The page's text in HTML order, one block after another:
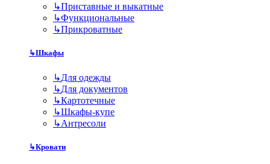
↳Приставные и выкатные
↳Функциональные
↳Прикроватные
↳Шкафы
↳Для одежды
↳Для документов
↳Картотечные
↳Шкафы-купе
↳Антресоли
↳Кровати